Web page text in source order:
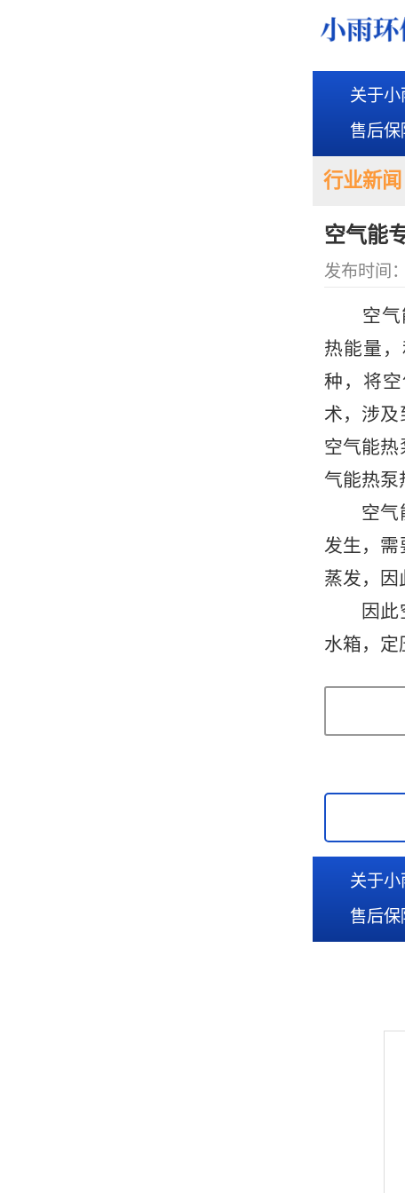
关于小
售后保
行业新闻
空气能
发布时间
空气能
热能量
种，将
术，涉及
空气能
气能热泵
空气能
发生，
蒸发，因
因此空
水箱，定
关于小
售后保